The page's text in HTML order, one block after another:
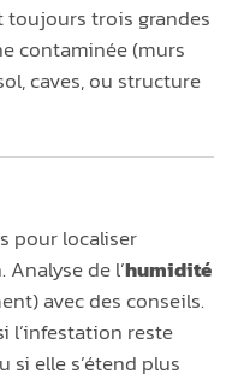
toujours trois grandes
contaminée (murs
caves, ou structure
pour localiser
Analyse de l’humidité
avec des conseils.
l’infestation reste
elle s’étend plus